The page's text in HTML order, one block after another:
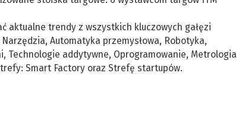
aktualne trendy z wszystkich kluczowych gałęzi
Automatyka przemysłowa, Robotyka,
Technologie addytywne, Oprogramowanie, Metrologia
Smart Factory oraz Strefę startupów.